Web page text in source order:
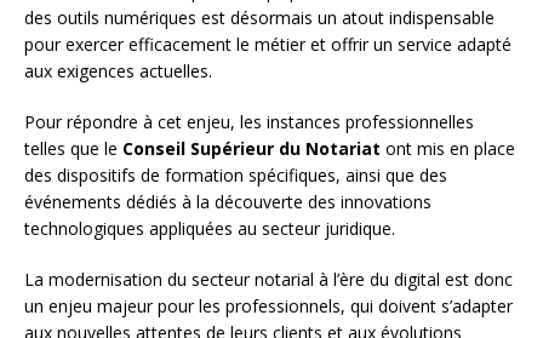
des outils numériques est désormais un atout indispensable
pour exercer efficacement le métier et offrir un service adapté
aux exigences actuelles.
Pour répondre à cet enjeu, les instances professionnelles
telles que le Conseil Supérieur du Notariat ont mis en place
des dispositifs de formation spécifiques, ainsi que des
événements dédiés à la découverte des innovations
technologiques appliquées au secteur juridique.
La modernisation du secteur notarial à l’ère du digital est donc
un enjeu majeur pour les professionnels, qui doivent s’adapter
aux nouvelles attentes de leurs clients et aux évolutions